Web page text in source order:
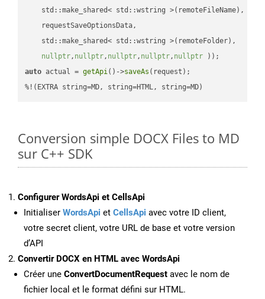
    std::make_shared< std::wstring >(remoteFileName),
    requestSaveOptionsData,
    std::make_shared< std::wstring >(remoteFolder),
nullptr, nullptr, nullptr, nullptr, nullptr ))
auto actual = getApi()->saveAs (request);
%!(EXTRA string=MD, string=HTML, string=MD)
Conversion simple DOCX Files to MD
sur C++ SDK
Configurer WordsApi et CellsApi
Initialiser WordsApi et CellsApi avec votre ID client,
votre secret client, votre URL de base et votre version
d’API
Convertir DOCX en HTML avec WordsApi
Créer une ConvertDocumentRequest avec le nom de
fichier local et le format défini sur HTML.